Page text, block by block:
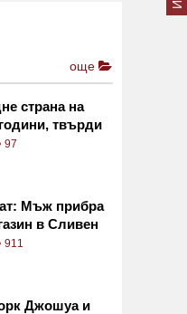
още
страна на
твърди
97
Мъж прибра
в Сливен
911
Джошуа и